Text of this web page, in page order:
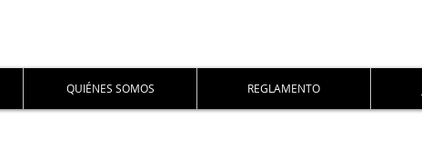
QUIÉNES SOMOS REGLAMENTO